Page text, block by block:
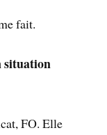
fait.
situation
FO. Elle